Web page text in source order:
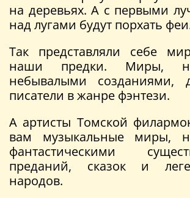
на деревьях. А с первыми
над лугами будут порхать
Так представляли себе
наши предки. Миры,
небывалыми созданиями,
писатели в жанре фэнтези.
А артисты Томской
вам музыкальные миры,
фантастическими
преданий, сказок и
народов.